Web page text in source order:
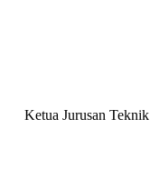
Ketua Jurusan